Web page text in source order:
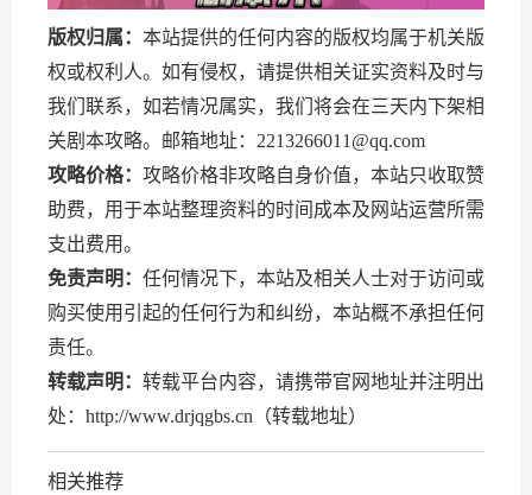
版权归属： 本站提供的任何内容的版权均属于机关版
权或权利人。如有侵权，请提供相关证实资料及时与
我们联系，如若情况属实，我们将会在三天内下架相
关剧本攻略。邮箱地址：2213266011@qq.com
攻略价格： 攻略价格非攻略自身价值，本站只收取赞
助费，用于本站整理资料的时间成本及网站运营所需
支出费用。
免责声明： 任何情况下，本站及相关人士对于访问或
购买使用引起的任何行为和纠纷，本站概不承担任何
责任。
转载声明： 转载平台内容，请携带官网地址并注明出
处：http://www.drjqgbs.cn（转载地址）
相关推荐